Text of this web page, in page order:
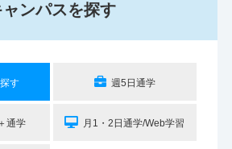
ャンパスを探す
す 週5日通学
通学 月1・2日通学/Web学習